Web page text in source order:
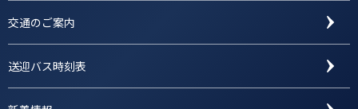
交通のご案内
送迎バス時刻表